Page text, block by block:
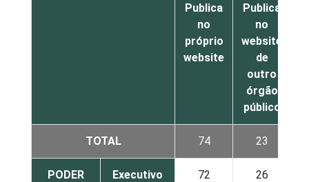
Publica
no
próprio
website
Publica
no
website
de
outro
órgão
público
TOTAL 74 23
PODER Executivo 72 26